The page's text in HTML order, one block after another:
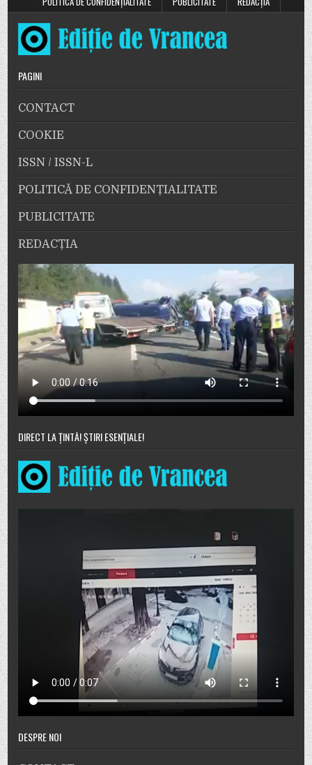
PAGINI
CONTACT
COOKIE
ISSN / ISSN-L
POLITICĂ DE CONFIDENȚIALITATE
PUBLICITATE
REDACȚIA
DIRECT LA ȚINTĂ! ȘTIRI ESENȚIALE!
DESPRE NOI